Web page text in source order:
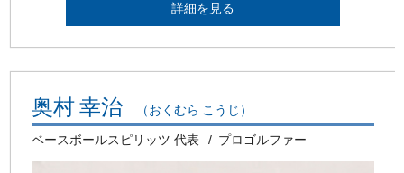
詳細を見る
奥村 幸治 （おくむら こうじ）
ベースボールスピリッツ 代表 プロゴルファー